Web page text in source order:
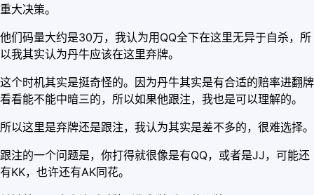
重大决策。
他们码量大约是30万，我认为用QQ全下在这里无异于自杀，所
以我其实认为丹牛应该在这里弃牌。
这个时机其实是挺奇怪的。因为丹牛其实是有合适的赔率进翻牌
看看能不能中暗三的，所以如果他跟注，我也是可以理解的。
所以这里是弃牌还是跟注，我认为其实是差不多的，很难选择。
跟注的一个问题是，你打得就很像是有QQ，或者是JJ，可能还
有KK，也许还有AK同花。